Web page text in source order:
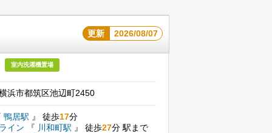
更新 2026/08/07
室内洗濯機置場
浜市都筑区池辺町2450
鴨居駅 』 徒歩17分
イン
『 川和町駅 』 徒歩27分 駅まで